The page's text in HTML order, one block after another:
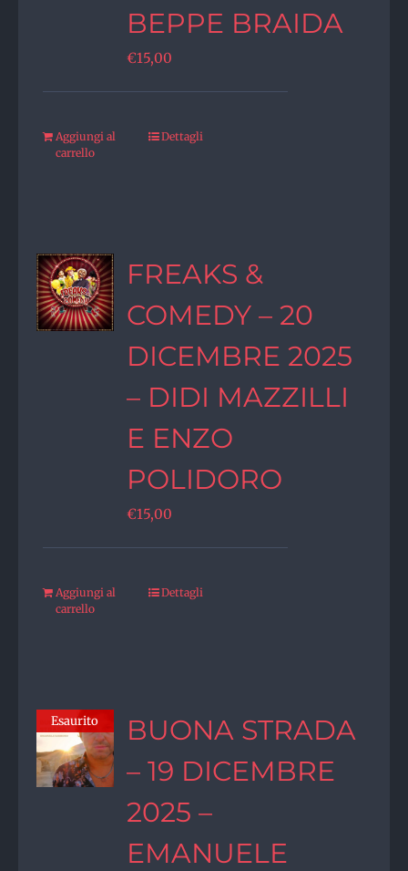
BEPPE BRAIDA
€15,00
Aggiungi al
carrello
Dettagli
FREAKS &
COMEDY – 20
DICEMBRE 2025
– DIDI MAZZILLI
E ENZO
POLIDORO
€15,00
Aggiungi al
carrello
Dettagli
Esaurito
BUONA STRADA
– 19 DICEMBRE
2025 –
EMANUELE